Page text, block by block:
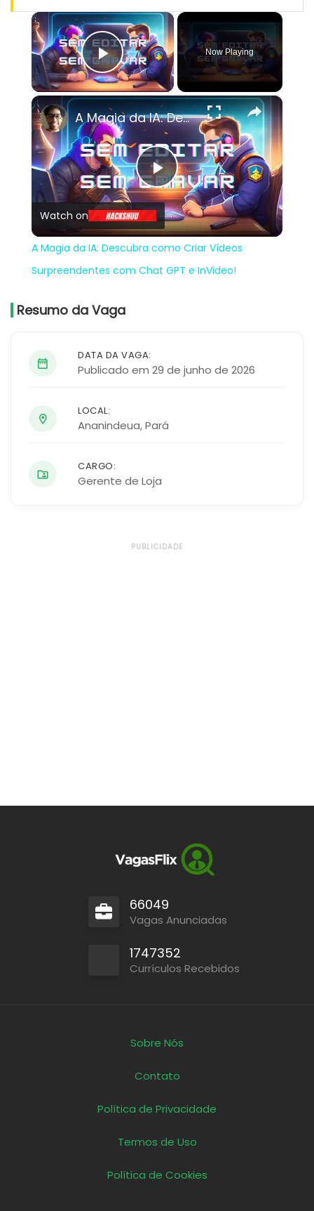
×
Play Video
Now Playing
×
Play
Video
A Magia da IA: Descubra como Criar Vídeos Surpreendentes com Chat GPT e InVideo!
Watch on
A Magia da IA: Descubra como Criar Vídeos
Surpreendentes com Chat GPT e InVideo!
Resumo da Vaga
DATA DA VAGA:
Publicado em 29 de junho de 2026
LOCAL:
Ananindeua,Pará
CARGO:
Gerente de Loja
PUBLICIDADE
66049
Vagas Anunciadas
1747352
Currículos Recebidos
Sobre Nós
Contato
Política de Privacidade
Termos de Uso
Política de Cookies